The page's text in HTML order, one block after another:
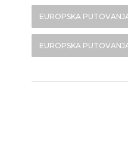
EUROPSKA
EUROPSKA